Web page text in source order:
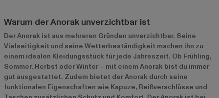
Warum der Anorak unverzichtbar ist
Der Anorak ist aus mehreren Gründen unverzichtbar. Seine
Vielseitigkeit und seine Wetterbeständigkeit machen ihn zu
einem idealen Kleidungsstück für jede Jahreszeit. Ob Frühling,
Sommer, Herbst oder Winter – mit einem Anorak bist du immer
gut ausgestattet. Zudem bietet der Anorak durch seine
funktionalen Eigenschaften wie Kapuze, Reißverschlüsse und